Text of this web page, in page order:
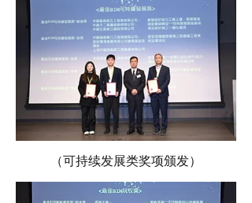
（可持续发展类奖项颁发）